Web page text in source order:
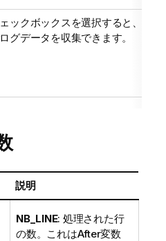
ックボックスを選択すると、コ
グデータを収集できます。
説明
NB_LINE: 処理された行
の数。これはAfter変数